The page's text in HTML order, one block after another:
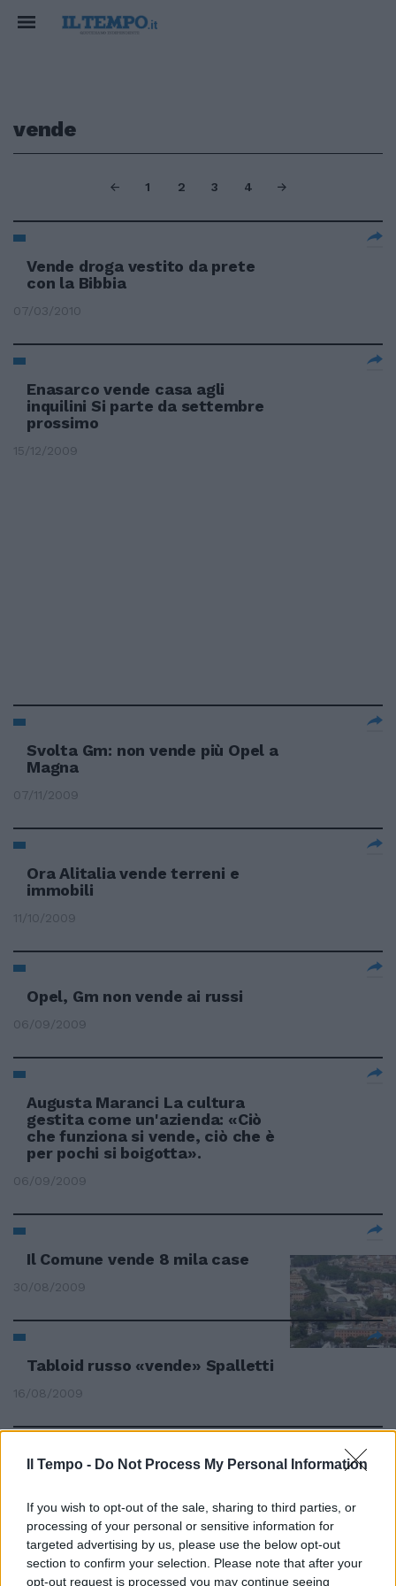
Il Tempo - Do Not Process My Personal Information
If you wish to opt-out of the sale, sharing to third parties, or
processing of your personal or sensitive information for
targeted advertising by us, please use the below opt-out
section to confirm your selection. Please note that after your
opt-out request is processed you may continue seeing
vende
1 2 3 4
Vende droga vestito da prete
con la Bibbia
07/03/2010
Enasarco vende casa agli
inquilini Si parte da settembre
prossimo
15/12/2009
Svolta Gm: non vende più Opel a
Magna
07/11/2009
Ora Alitalia vende terreni e
immobili
11/10/2009
Opel, Gm non vende ai russi
06/09/2009
Augusta Maranci La cultura
gestita come un'azienda: «Ciò
che funziona si vende, ciò che è
per pochi si boigotta».
06/09/2009
Il Comune vende 8 mila case
30/08/2009
Tabloid russo «vende» Spalletti
16/08/2009
Multe fino a 7 mila euro per chi
contraffatta
26/07/2009